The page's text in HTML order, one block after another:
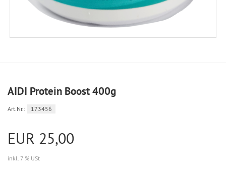
AIDI Protein Boost 400g
Art.Nr.: 173456
EUR 25,00
inkl. 7 % USt